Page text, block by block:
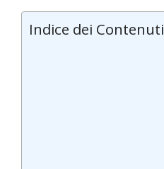
Indice dei Contenuti